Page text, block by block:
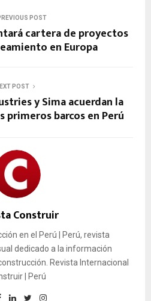
POST
cartera de proyectos
en Europa
POST
y Sima acuerdan la
primeros barcos en Perú
Construir
en el Perú | Perú, revista
dedicado a la información
Revista Internacional
| Perú